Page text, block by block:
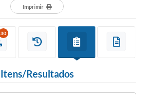
Imprimir
30
Itens/Resultados